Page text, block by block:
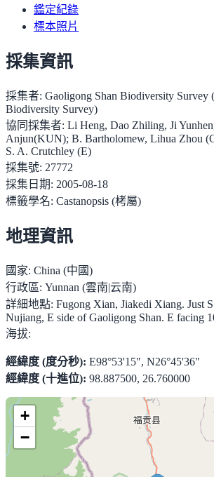
鑑定紀錄
標本照片
採集資訊
採集者: Gaoligong Shan Biodiversity Survey
Biodiversity Survey)
協同採集者: Li Heng, Dao Zhiling, Ji
Anjun(KUN); B. Bartholomew, Lihua Zhou
S. A. Crutchley (E)
採集號: 27772
採集日期: 2005-08-18
標籤學名: Castanopsis (栲屬)
地理資訊
國家: China (中國)
行政區: Yunnan (雲南|云南)
詳細地點: Fugong Xian, Jiakedi Xiang. Just
Nujiang, E side of Gaoligong Shan. E facing
海拔:
經緯度 (度分秒): E98°53'15", N26°45'36"
經緯度 (十進位): 98.887500, 26.760000
+
−